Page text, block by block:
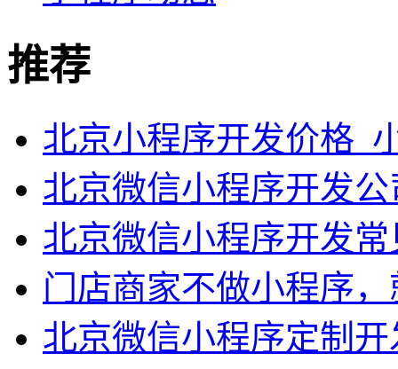
推荐
北京小程序开发价格_
北京微信小程序开发
北京微信小程序开发
门店商家不做小程序
北京微信小程序定制